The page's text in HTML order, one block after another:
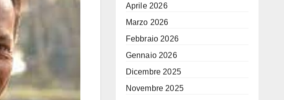
Aprile 2026
Marzo 2026
Febbraio 2026
Gennaio 2026
Dicembre 2025
Novembre 2025